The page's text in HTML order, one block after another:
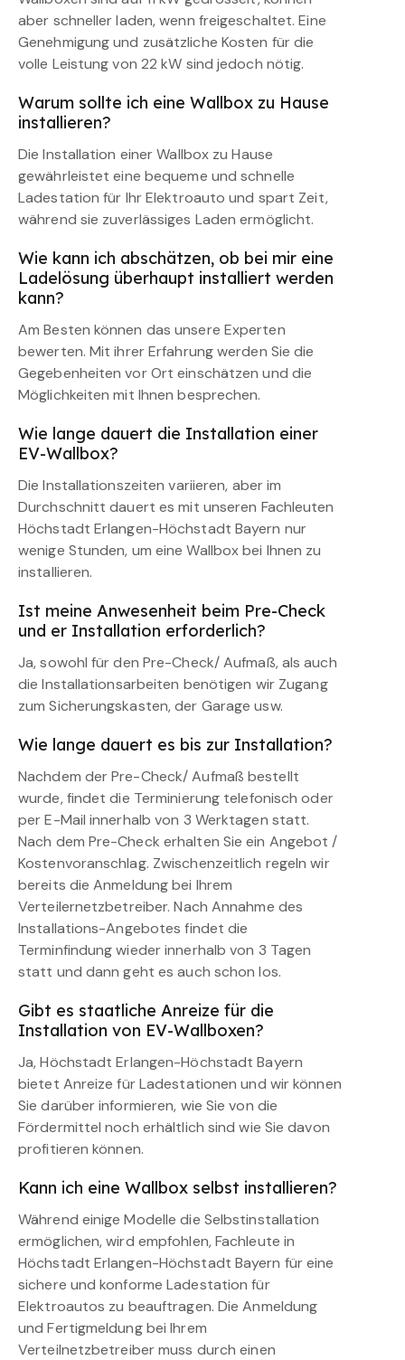
aber schneller laden, wenn freigeschaltet. Eine
Genehmigung und zusätzliche Kosten für die
volle Leistung von 22 kW sind jedoch nötig.
Warum sollte ich eine Wallbox zu Hause
installieren?
Die Installation einer Wallbox zu Hause
gewährleistet eine bequeme und schnelle
Ladestation für Ihr Elektroauto und spart Zeit,
während sie zuverlässiges Laden ermöglicht.
Wie kann ich abschätzen, ob bei mir eine
Ladelösung überhaupt installiert werden
kann?
Am Besten können das unsere Experten
bewerten. Mit ihrer Erfahrung werden Sie die
Gegebenheiten vor Ort einschätzen und die
Möglichkeiten mit Ihnen besprechen.
Wie lange dauert die Installation einer
EV-Wallbox?
Die Installationszeiten variieren, aber im
Durchschnitt dauert es mit unseren Fachleuten
Höchstadt Erlangen-Höchstadt Bayern nur
wenige Stunden, um eine Wallbox bei Ihnen zu
installieren.
Ist meine Anwesenheit beim Pre-Check
und er Installation erforderlich?
Ja, sowohl für den Pre-Check/ Aufmaß, als auch
die Installationsarbeiten benötigen wir Zugang
zum Sicherungskasten, der Garage usw.
Wie lange dauert es bis zur Installation?
Nachdem der Pre-Check/ Aufmaß bestellt
wurde, findet die Terminierung telefonisch oder
per E-Mail innerhalb von 3 Werktagen statt.
Nach dem Pre-Check erhalten Sie ein Angebot /
Kostenvoranschlag. Zwischenzeitlich regeln wir
bereits die Anmeldung bei Ihrem
Verteilernetzbetreiber. Nach Annahme des
Installations-Angebotes findet die
Terminfindung wieder innerhalb von 3 Tagen
statt und dann geht es auch schon los.
Gibt es staatliche Anreize für die
Installation von EV-Wallboxen?
Ja, Höchstadt Erlangen-Höchstadt Bayern
bietet Anreize für Ladestationen und wir können
Sie darüber informieren, wie Sie von die
Fördermittel noch erhältlich sind wie Sie davon
profitieren können.
Kann ich eine Wallbox selbst installieren?
Während einige Modelle die Selbstinstallation
ermöglichen, wird empfohlen, Fachleute in
Höchstadt Erlangen-Höchstadt Bayern für eine
sichere und konforme Ladestation für
Elektroautos zu beauftragen. Die Anmeldung
und Fertigmeldung bei Ihrem
Verteilnetzbetreiber muss durch einen